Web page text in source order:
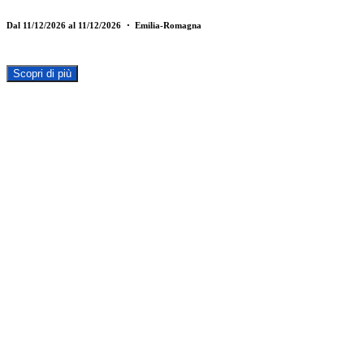
Dal 11/12/2026 al 11/12/2026 ・ Emilia-Romagna
Scopri di più